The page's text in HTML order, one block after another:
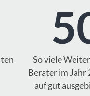
So viele
Berater im Jahr
auf gut